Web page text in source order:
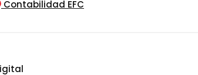
Contabilidad EFC